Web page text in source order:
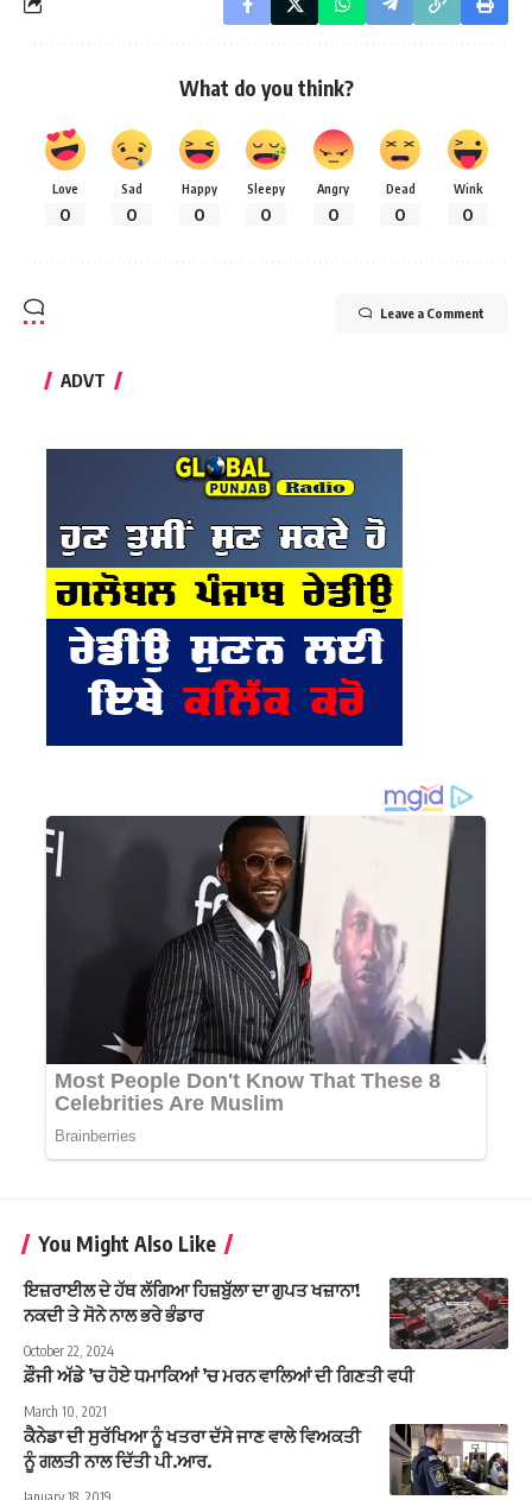
What do you think?
Love
0
Sad
0
Happy
0
Sleepy
0
Angry
0
Dead
0
Wink
0
Leave a Comment
ADVT
You Might Also Like
ਇਜ਼ਰਾਈਲ ਦੇ ਹੱਥ ਲੱਗਿਆ ਹਿਜ਼ਬੁੱਲਾ ਦਾ ਗੁਪਤ ਖਜ਼ਾਨਾ!
ਨਕਦੀ ਤੇ ਸੋਨੇ ਨਾਲ ਭਰੇ ਭੰਡਾਰ
October 22, 2024
ਫ਼ੌਜੀ ਅੱਡੇ ’ਚ ਹੋਏ ਧਮਾਕਿਆਂ ’ਚ ਮਰਨ ਵਾਲਿਆਂ ਦੀ ਗਿਣਤੀ ਵਧੀ
March 10, 2021
ਕੈਨੇਡਾ ਦੀ ਸੁਰੱਖਿਆ ਨੂੰ ਖਤਰਾ ਦੱਸੇ ਜਾਣ ਵਾਲੇ ਵਿਅਕਤੀ
ਨੂੰ ਗਲਤੀ ਨਾਲ ਦਿੱਤੀ ਪੀ.ਆਰ.